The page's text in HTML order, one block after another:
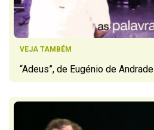
VEJA TAMBÉM
“Adeus”, de Eugénio de Andrade